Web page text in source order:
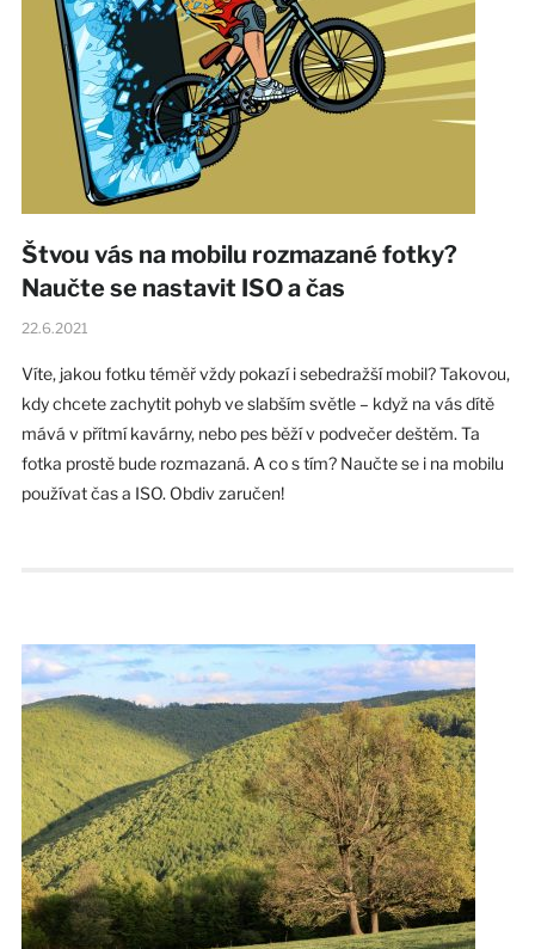
Štvou vás na mobilu rozmazané fotky?
Naučte se nastavit ISO a čas
22.6.2021
Víte, jakou fotku téměř vždy pokazí i sebedražší mobil? Takovou,
kdy chcete zachytit pohyb ve slabším světle – když na vás dítě
mává v přítmí kavárny, nebo pes běží v podvečer deštěm. Ta
fotka prostě bude rozmazaná. A co s tím? Naučte se i na mobilu
používat čas a ISO. Obdiv zaručen!